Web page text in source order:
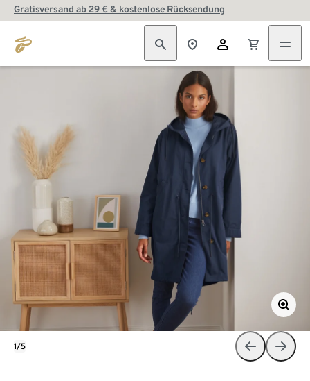
Gratisversand ab 29 € & kostenlose Rücksendung
1/5